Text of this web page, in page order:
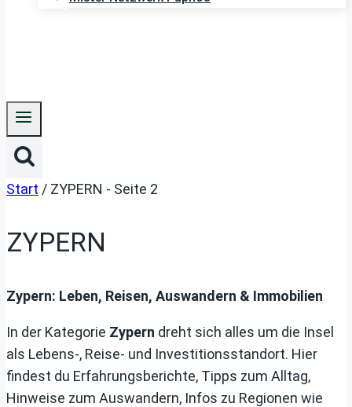
Start / ZYPERN - Seite 2
ZYPERN
Zypern: Leben, Reisen, Auswandern & Immobilien
In der Kategorie Zypern dreht sich alles um die Insel
als Lebens-, Reise- und Investitionsstandort. Hier
findest du Erfahrungsberichte, Tipps zum Alltag,
Hinweise zum Auswandern, Infos zu Regionen wie